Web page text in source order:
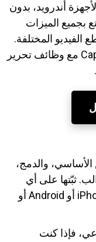
لأجهزة أندرويد، بدون
بجميع الميزات
المختلفة.
حمّل الإصدار الجديد من CapCut Pro APK مع وظائف تحرير
الأساسي، والدمج،
ثبّتها على أي
جهاز، سواء كان يعمل بنظام iOS أو iPhone أو Android أو
فإذا كنت